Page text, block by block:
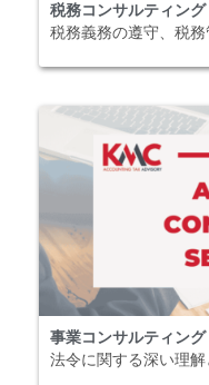
税務コンサルティング
税務義務の遵守、税
事業コンサルティング
法令に関する深い理